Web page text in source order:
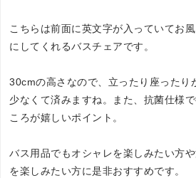
こちらは前面に英文字が入っていてお
にしてくれるバスチェアです。
30cmの高さなので、立ったり座ったり
少なくて済みますね。また、抗菌仕様
ころが嬉しいポイント。
バス用品でもオシャレを楽しみたい方
を楽しみたい方に是非おすすめです。